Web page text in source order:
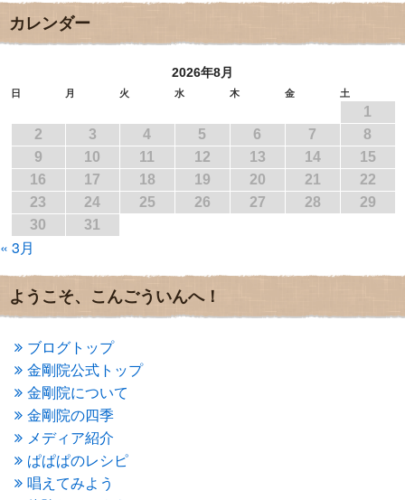
2017年9月
2017年8月
2017年5月
2017年3月(1)
2017年2月(1)
2017年1月(2)
2016年12月(4)
2016年11月(3)
2016年10月(1)
2016年9月
2016年6月
(2)
2016年5月(3)
2016年4月
(4)
2016年3月(4)
2016年2月(5)
2016年1月(3)
2015年12月(6)
2015年11月(4)
2015年10月
(4)
2015年9月
(3)
2015年8月(4)
カレンダー
2026年8月
日 月 火 水 木 金 土
1
2
3 4 5 6 7
8
9
10 11 12 13 14
15
16
17 18 19 20 21
22
23
24 25 26 27 28
29
30
31
« 3月
ようこそ、こんごういんへ！
ブログトップ
金剛院公式トップ
金剛院について
金剛院の四季
メディア紹介
ぱぱぱのレシピ
唱えてみよう